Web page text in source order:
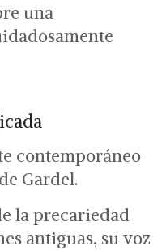
una
contemporáneo
Gardel.
la precariedad
antiguas, su voz